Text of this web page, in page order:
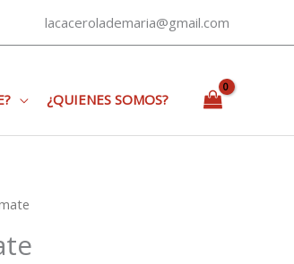
lacacerolademaria@gmail.com
¿QUIENES SOMOS?